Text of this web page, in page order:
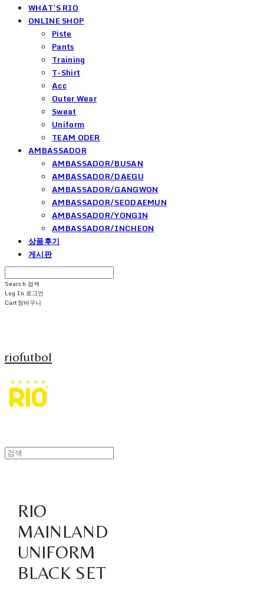
WHAT'S RIO
ONLINE SHOP
Piste
Pants
Training
T-Shirt
Acc
Outer Wear
Sweat
Uniform
TEAM ODER
AMBASSADOR
AMBASSADOR/BUSAN
AMBASSADOR/DAEGU
AMBASSADOR/GANGWON
AMBASSADOR/SEODAEMUN
AMBASSADOR/YONGIN
AMBASSADOR/INCHEON
상품후기
게시판
Search 검색
Log In 로그인
Cart장바구니
riofutbol
RIO
MAINLAND
UNIFORM
BLACK SET